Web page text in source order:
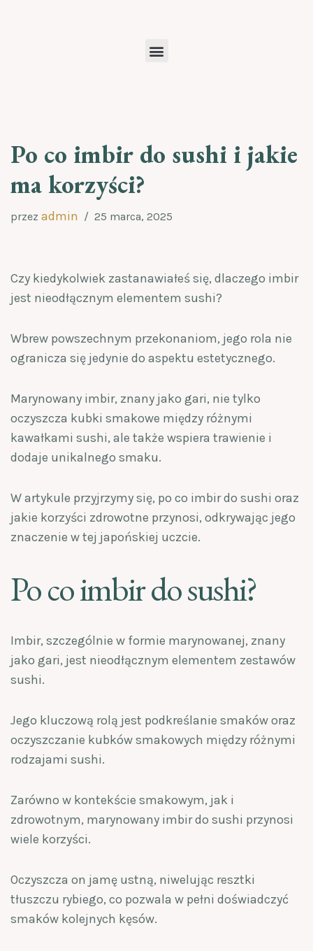
Po co imbir do sushi i jakie
ma korzyści?
przez admin 25 marca, 2025
Czy kiedykolwiek zastanawiałeś się, dlaczego imbir
jest nieodłącznym elementem sushi?
Wbrew powszechnym przekonaniom, jego rola nie
ogranicza się jedynie do aspektu estetycznego.
Marynowany imbir, znany jako gari, nie tylko
oczyszcza kubki smakowe między różnymi
kawałkami sushi, ale także wspiera trawienie i
dodaje unikalnego smaku.
W artykule przyjrzymy się, po co imbir do sushi oraz
jakie korzyści zdrowotne przynosi, odkrywając jego
znaczenie w tej japońskiej uczcie.
Po co imbir do sushi?
Imbir, szczególnie w formie marynowanej, znany
jako gari, jest nieodłącznym elementem zestawów
sushi.
Jego kluczową rolą jest podkreślanie smaków oraz
oczyszczanie kubków smakowych między różnymi
rodzajami sushi.
Zarówno w kontekście smakowym, jak i
zdrowotnym, marynowany imbir do sushi przynosi
wiele korzyści.
Oczyszcza on jamę ustną, niwelując resztki
tłuszczu rybiego, co pozwala w pełni doświadczyć
smaków kolejnych kęsów.